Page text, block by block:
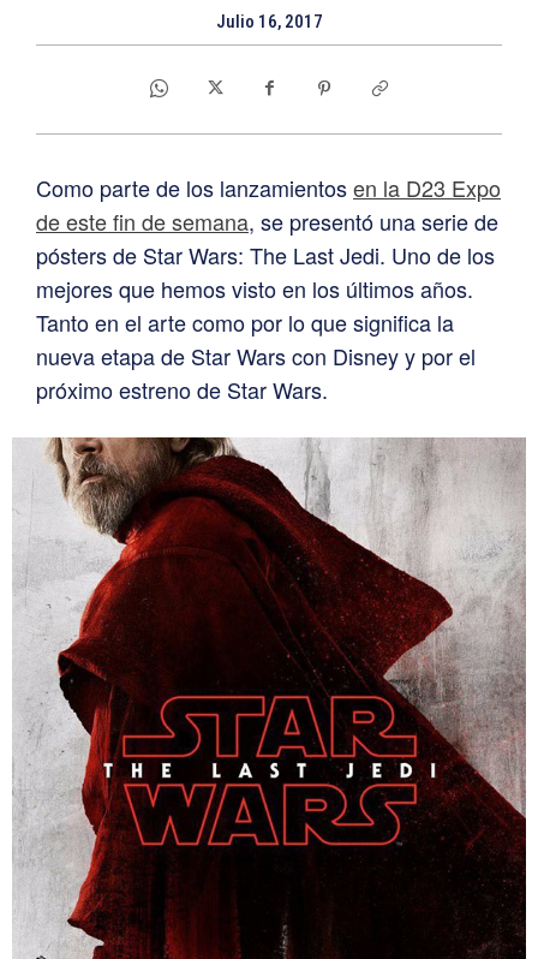
Julio 16, 2017
Como parte de los lanzamientosen la D23 Expo
de este fin de semana, se presentó una serie de
pósters de Star Wars: The Last Jedi. Uno de los
mejores que hemos visto en los últimos años.
Tanto en el arte como por lo que significa la
nueva etapa de Star Wars con Disney y por el
próximo estreno de Star Wars.